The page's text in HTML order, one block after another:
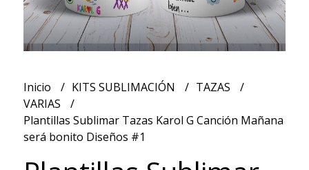
Inicio KITS SUBLIMACIÓN
TAZAS
VARIAS
Plantillas Sublimar Tazas Karol G Canción Mañana
será bonito Diseños #1